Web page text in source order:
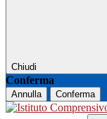
Chiudi
Conferma
Annulla Conferma